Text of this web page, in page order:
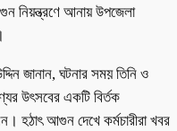
নিয়ন্ত্রণে আনায় উপজেলা
জানান, ঘটনার সময় তিনি ও
উৎসবের একটি বির্তক
হঠাৎ আগুন দেখে কর্মচারীরা খবর